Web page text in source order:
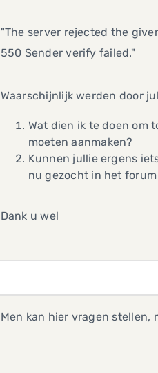
"The server rejected the
550 Sender verify failed."
Waarschijnlijk werden door
Wat dien ik te doen om
moeten aanmaken?
Kunnen jullie ergens
nu gezocht in het
Dank u wel
Men kan hier vragen stellen,